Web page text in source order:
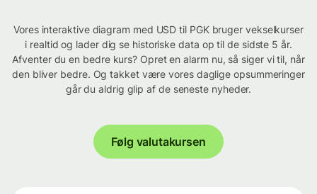
Vores interaktive diagram med USD til PGK bruger vekselkurser
i realtid og lader dig se historiske data op til de sidste 5 år.
Afventer du en bedre kurs? Opret en alarm nu, så siger vi til, når
den bliver bedre. Og takket være vores daglige opsummeringer
går du aldrig glip af de seneste nyheder.
Følg valutakursen